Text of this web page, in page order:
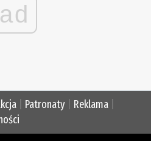
ad
Patronaty Reklama